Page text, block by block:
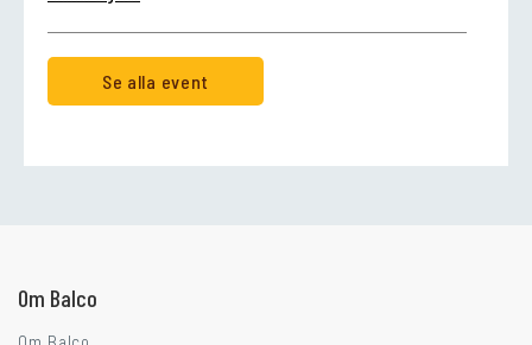
Se alla event
Om Balco